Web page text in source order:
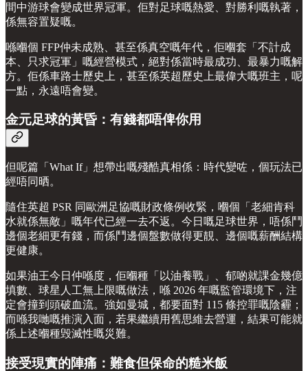
間中游球會變成世界冠軍。佢對足球嘅熱愛、對勝利嘅執著，
係無容置疑嘅。
喺嗰個 FFP仲未成熟、甚至係真空嘅年代，佢嗰套「不計成
本、只求冠軍」嘅經營模式，絕對係當時最成功、最暴力嘅解
方。佢係車路士歷史上，甚至係英超歷史上最偉大嘅班主，呢
一點，永遠唔會變。
金元足球的黃昏：有錢都唔俾你用
但呢篇「What If」想帶出嘅殘酷真相係：時代變咗，個玩法已
經唔同晒。
隨住英超 PSR 同歐洲足協嘅財政條例收緊，嗰個「老細肯科
水就係無敵」嘅年代已經一去不返。今日嘅足球世界，唔係鬥
邊個老細更有錢，而係鬥邊個盤數做得更靚、邊個嘅薪酬結構
更健康。
如果油王今日仲喺度，佢嗰種「以油養戰」、郁啲就課金幾億
填數、球星人工無上限嘅做法，喺 2026 年嘅監管環境下，注
定會撞到頭破血流。強如曼城，都要面對 115 條控罪嘅陰霾；
而喺我哋嘅推演入面，若果繼續用舊思維去營運，結果可能就
係上述嗰種毁滅性嘅災難。
接受現實的陣痛：難食但保命的糙米飯